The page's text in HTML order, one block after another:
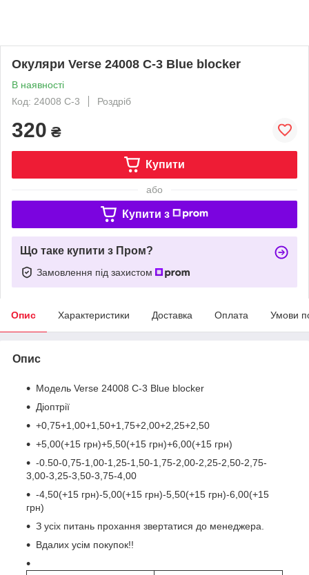
Окуляри Verse 24008 C-3 Blue blocker
В наявності
Код: 24008 C-3
Роздріб
320 ₴
Купити
або
Купити з
Що таке купити з Пром?
Замовлення під захистом
Опис Характеристики Доставка Оплата Умови
Опис
Модель Verse 24008 C-3 Blue blocker
Діоптрії
+0,75+1,00+1,50+1,75+2,00+2,25+2,50
+5,00(+15 грн)+5,50(+15 грн)+6,00(+15 грн)
-0.50-0,75-1,00-1,25-1,50-1,75-2,00-2,25-2,50-2,75-
3,00-3,25-3,50-3,75-4,00
-4,50(+15 грн)-5,00(+15 грн)-5,50(+15 грн)-6,00(+15
грн)
З усіх питань прохання звертатися до менеджера.
Вдалих усім покупок!!